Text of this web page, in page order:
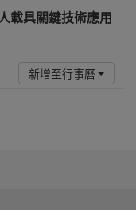
載具關鍵技術應用
新增至行事曆